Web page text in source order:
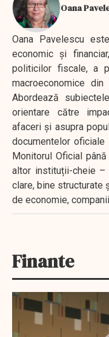
Oana
Oana Pavelescu
economic și
politicilor fiscale, a
macroeconomice
Abordează
orientare către
afaceri și asupra
documentelor
Monitorul Oficial
altor instituții-cheie –
clare, bine structurate
de economie,
Finante